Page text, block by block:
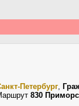
Петербург,
830